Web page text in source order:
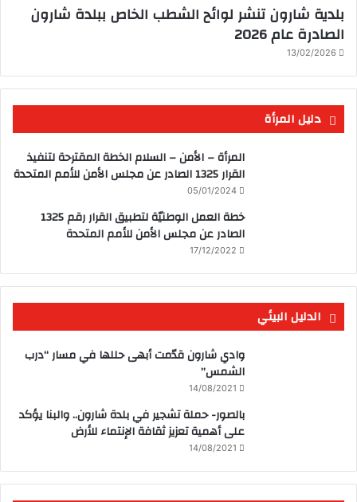
بلدية شارون تنشر لوائح الشطب الخاص ببلدة شارون
الصادرة عام 2026
13/02/2026
دليل المرأة
المرأة – الأمن – السلام الخطة المقترحة لتنفيذ
القرار 1325 الصادر عن مجلس الأمن للأمم المتحدة
05/01/2024
خطة العمل الوطنيّة لتطبيق القرار رقم 1325
الصادر عن مجلس الأمن للأمم المتحدة
17/12/2022
الدليل البيئي
وادي شارون قدّمت أبهى حللها في مسار “درب
الشمس”
14/08/2021
بالصور- حملة تشجير في بلدة شارون.. والبنا يؤكد
على أهمية تعزيز ثقافة الإنتماء للأرض
14/08/2021